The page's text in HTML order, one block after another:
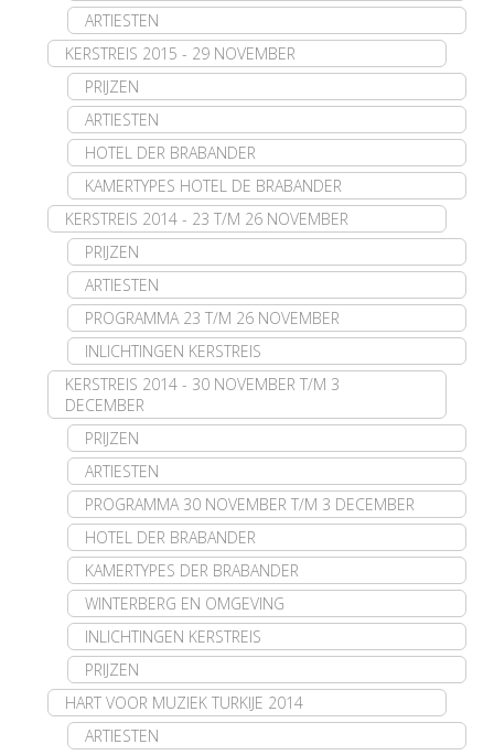
ARTIESTEN
KERSTREIS 2015 - 29 NOVEMBER
PRIJZEN
ARTIESTEN
HOTEL DER BRABANDER
KAMERTYPES HOTEL DE BRABANDER
KERSTREIS 2014 - 23 T/M 26 NOVEMBER
PRIJZEN
ARTIESTEN
PROGRAMMA 23 T/M 26 NOVEMBER
INLICHTINGEN KERSTREIS
KERSTREIS 2014 - 30 NOVEMBER T/M 3
DECEMBER
PRIJZEN
ARTIESTEN
PROGRAMMA 30 NOVEMBER T/M 3 DECEMBER
HOTEL DER BRABANDER
KAMERTYPES DER BRABANDER
WINTERBERG EN OMGEVING
INLICHTINGEN KERSTREIS
PRIJZEN
HART VOOR MUZIEK TURKIJE 2014
ARTIESTEN